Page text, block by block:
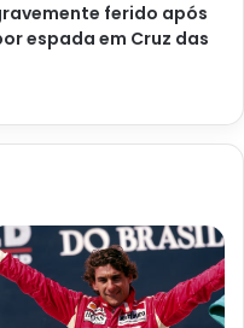
ferido após
espada em Cruz das